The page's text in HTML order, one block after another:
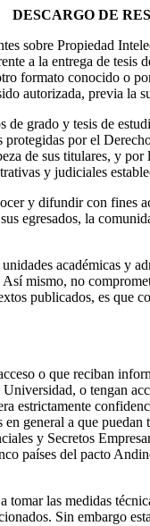
DESCARGO DE
sobre Propiedad
a la entrega de tesis
formato conocido o
autorizada, previa la
grado y tesis de
protegidas por el
de sus titulares, y
y judiciales
y difundir con fines
egresados, la
académicas y
mismo, no
publicados, es que
o que reciban
o tengan
estrictamente
general a que
y Secretos
países del pacto
las medidas
Sin embargo